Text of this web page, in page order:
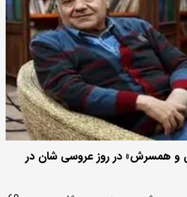
و همسرش» در روز عروسی شان در